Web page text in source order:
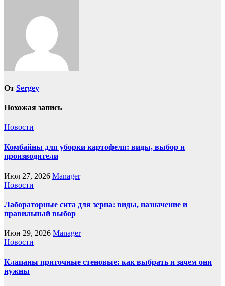
От Sergey
Похожая запись
Новости
Комбайны для уборки картофеля: виды, выбор и
производители
Июл 27, 2026 Manager
Новости
Лабораторные сита для зерна: виды, назначение и
правильный выбор
Июн 29, 2026 Manager
Новости
Клапаны приточные стеновые: как выбрать и зачем они
нужны